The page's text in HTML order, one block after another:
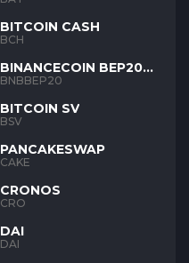
BITCOIN CASH
BCH
BINANCECOIN BEP20
BNB
BNBBEP20
BITCOIN SV
BSV
PANCAKESWAP
CAKE
CRONOS
CRO
DAI
DAI